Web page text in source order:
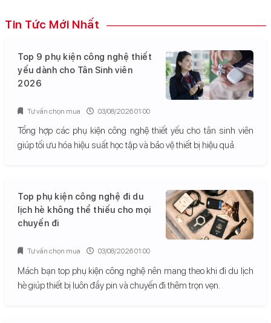
Tin Tức Mới Nhất
Top 9 phụ kiện công nghệ thiết
yếu dành cho Tân Sinh viên
2026
Tổng hợp các phụ kiện công nghệ thiết yếu cho tân sinh viên
giúp tối ưu hóa hiệu suất học tập và bảo vệ thiết bị hiệu quả.
Tư vấn chọn mua 03/08/2026 01:00
Top phụ kiện công nghệ đi du
lịch hè không thể thiếu cho mọi
chuyến đi
Mách bạn top phụ kiện công nghệ nên mang theo khi đi du lịch
hè giúp thiết bị luôn đầy pin và chuyến đi thêm trọn vẹn.
Tư vấn chọn mua 03/08/2026 01:00